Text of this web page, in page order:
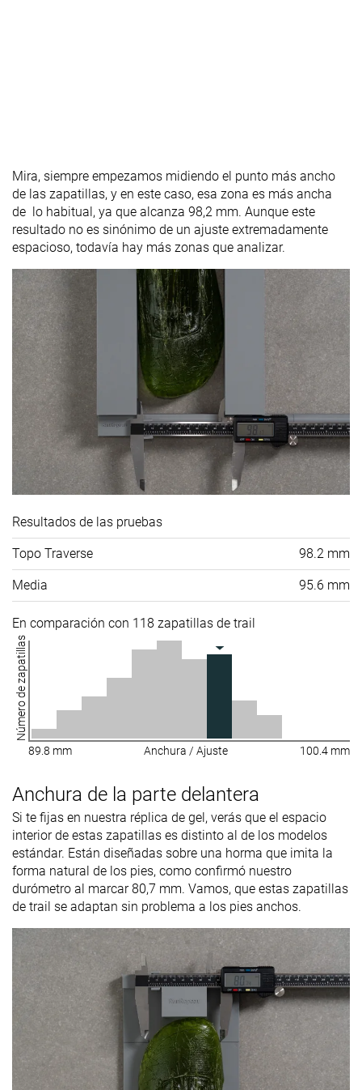
Mira, siempre empezamos midiendo el punto más ancho
de las zapatillas, y en este caso, esa zona es más ancha
de lo habitual, ya que alcanza 98,2 mm. Aunque este
resultado no es sinónimo de un ajuste extremadamente
espacioso, todavía hay más zonas que analizar.
Resultados de las pruebas
Topo Traverse 98.2 mm
Media 95.6 mm
En comparación con 118 zapatillas de trail
Número de zapatillas
89.8 mm Anchura / Ajuste 100.4 mm
Anchura de la parte delantera
Si te fijas en nuestra réplica de gel, verás que el espacio
interior de estas zapatillas es distinto al de los modelos
estándar. Están diseñadas sobre una horma que imita la
forma natural de los pies, como confirmó nuestro
durómetro al marcar 80,7 mm. Vamos, que estas zapatillas
de trail se adaptan sin problema a los pies anchos.